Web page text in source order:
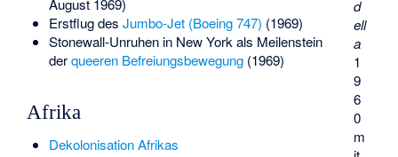
d
ell
a
1
9
6
0
m
August 1969)
Erstflug des Jumbo-Jet (Boeing 747) (1969)
Stonewall-Unruhenin New York als Meilenstein
derqueeren Befreiungsbewegung(1969)
Afrika
Dekolonisation Afrikas